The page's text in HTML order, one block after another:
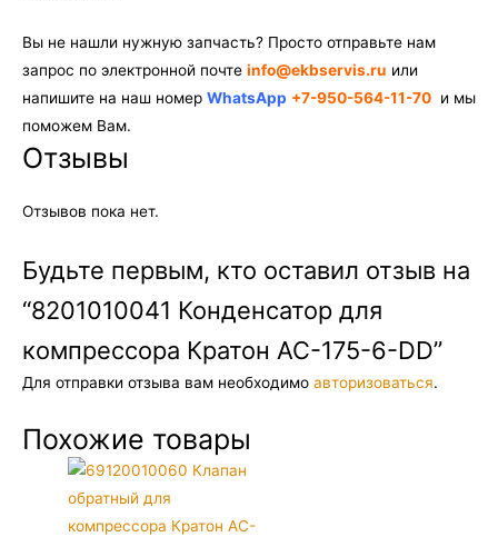
Вы не нашли нужную запчасть? Просто отправьте нам
запрос по электронной почте info@ekbservis.ru или
напишите на наш номер WhatsApp +7-950-564-11-70 и мы
поможем Вам.
Отзывы
Отзывов пока нет.
Будьте первым, кто оставил отзыв на
“8201010041 Конденсатор для
компрессора Кратон AC-175-6-DD”
Для отправки отзыва вам необходимо авторизоваться.
Похожие товары